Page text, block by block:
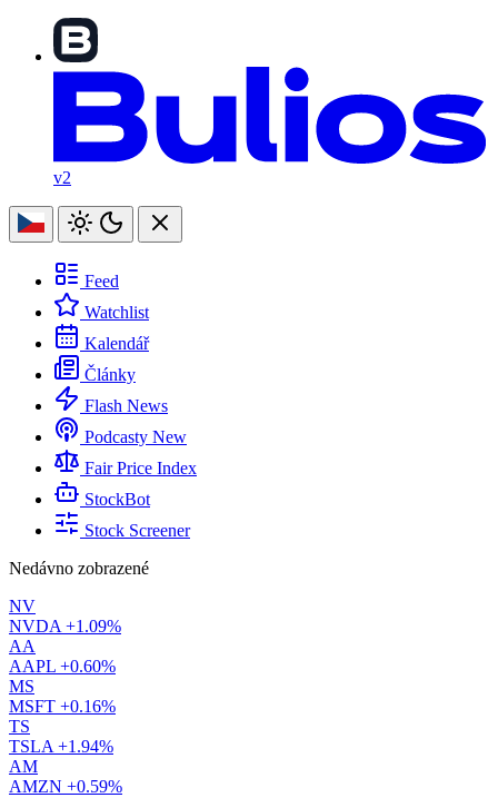
v2
Feed
Watchlist
Kalendář
Články
Flash News
Podcasty New
Fair Price Index
StockBot
Stock Screener
Nedávno zobrazené
NV
NVDA +1.09%
AA
AAPL +0.60%
MS
MSFT +0.16%
TS
TSLA +1.94%
AM
AMZN +0.59%